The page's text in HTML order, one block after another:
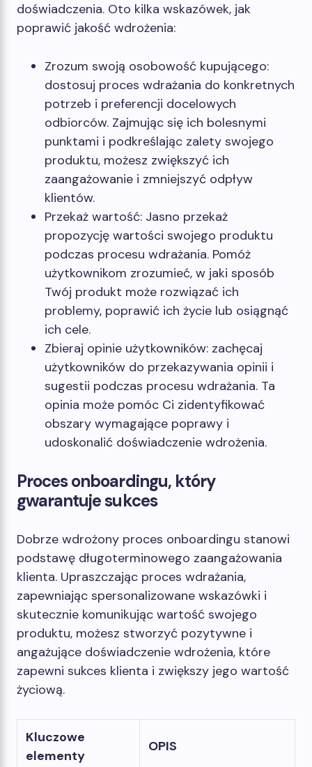
doświadczenia. Oto kilka wskazówek, jak
poprawić jakość wdrożenia:
Zrozum swoją osobowość kupującego:
dostosuj proces wdrażania do konkretnych
potrzeb i preferencji docelowych
odbiorców. Zajmując się ich bolesnymi
punktami i podkreślając zalety swojego
produktu, możesz zwiększyć ich
zaangażowanie i zmniejszyć odpływ
klientów.
Przekaż wartość: Jasno przekaż
propozycję wartości swojego produktu
podczas procesu wdrażania. Pomóż
użytkownikom zrozumieć, w jaki sposób
Twój produkt może rozwiązać ich
problemy, poprawić ich życie lub osiągnąć
ich cele.
Zbieraj opinie użytkowników: zachęcaj
użytkowników do przekazywania opinii i
sugestii podczas procesu wdrażania. Ta
opinia może pomóc Ci zidentyfikować
obszary wymagające poprawy i
udoskonalić doświadczenie wdrożenia.
Proces onboardingu, który
gwarantuje sukces
Dobrze wdrożony proces onboardingu stanowi
podstawę długoterminowego zaangażowania
klienta. Upraszczając proces wdrażania,
zapewniając spersonalizowane wskazówki i
skutecznie komunikując wartość swojego
produktu, możesz stworzyć pozytywne i
angażujące doświadczenie wdrożenia, które
zapewni sukces klienta i zwiększy jego wartość
życiową.
Kluczowe
elementy
OPIS